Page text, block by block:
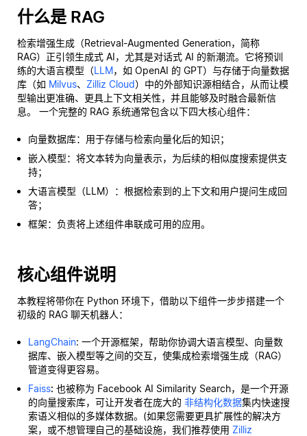
什么是 RAG
检索增强生成（Retrieval-Augmented Generation，简称
RAG）正引领生成式 AI，尤其是对话式 AI 的新潮流。它将预训
练的大语言模型（LLM，如 OpenAI 的 GPT）与存储于向量数据
库（如 Milvus、 Zilliz Cloud）中的外部知识源相结合，从而让模
型输出更准确、更具上下文相关性，并且能够及时融合最新信
息。 一个完整的 RAG 系统通常包含以下四大核心组件：
向量数据库：用于存储与检索向量化后的知识；
嵌入模型：将文本转为向量表示，为后续的相似度搜索提供支
持；
大语言模型（LLM）：根据检索到的上下文和用户提问生成回
答；
框架：负责将上述组件串联成可用的应用。
核心组件说明
本教程将带你在 Python 环境下，借助以下组件一步步搭建一个
初级的 RAG 聊天机器人：
LangChain: 一个开源框架，帮助你协调大语言模型、向量数
据库、嵌入模型等之间的交互，使集成检索增强生成（RAG）
管道变得更容易。
Faiss: 也被称为 Facebook AI Similarity Search，是一个开源
的向量搜索库，可让开发者在庞大的 非结构化数据集内快速搜
索语义相似的多媒体数据。(如果您需要更具扩展性的解决方
案，或不想管理自己的基础设施，我们推荐使用 Zilliz